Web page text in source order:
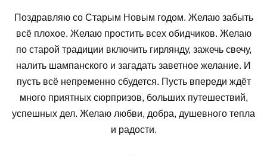
Поздравляю со Старым Новым годом. Желаю забыть
всё плохое. Желаю простить всех обидчиков. Желаю
по старой традиции включить гирлянду, зажечь свечу,
налить шампанского и загадать заветное желание. И
пусть всё непременно сбудется. Пусть впереди ждёт
много приятных сюрпризов, больших путешествий,
успешных дел. Желаю любви, добра, душевного тепла
и радости.